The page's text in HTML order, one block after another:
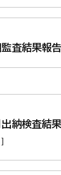
査結果報
納検査結